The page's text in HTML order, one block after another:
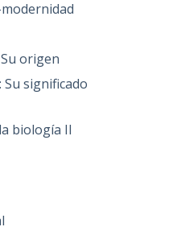
origen
significado
biología II